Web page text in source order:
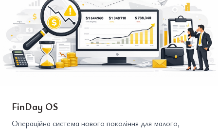
FinDay OS
Операційна система нового покоління для малого,